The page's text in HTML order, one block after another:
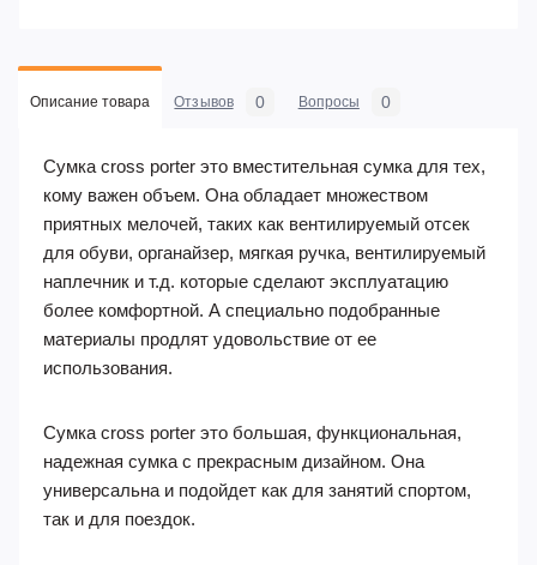
Описание товара Отзывов 0 Вопросы 0
Сумка cross porter это вместительная сумка для тех,
кому важен объем. Она обладает множеством
приятных мелочей, таких как вентилируемый отсек
для обуви, органайзер, мягкая ручка, вентилируемый
наплечник и т.д. которые сделают эксплуатацию
более комфортной. А специально подобранные
материалы продлят удовольствие от ее
использования.
Сумка cross porter это большая, функциональная,
надежная сумка с прекрасным дизайном. Она
универсальна и подойдет как для занятий спортом,
так и для поездок.